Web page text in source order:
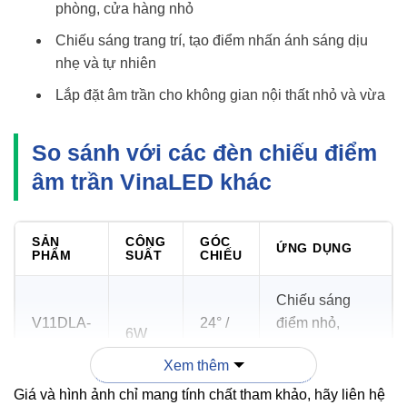
phòng, cửa hàng nhỏ
Chiếu sáng trang trí, tạo điểm nhấn ánh sáng dịu
nhẹ và tự nhiên
Lắp đặt âm trần cho không gian nội thất nhỏ và vừa
So sánh với các đèn chiếu điểm
âm trần VinaLED khác
SẢN
PHẨM
CÔNG
SUẤT
GÓC
CHIẾU
ỨNG DỤNG
V11DLA-
6W
24° /
38°
Chiếu sáng
điểm nhỏ,
phòng khách,
văn phòng
Xem thêm
Giá và hình ảnh chỉ mang tính chất tham khảo, hãy liên hệ